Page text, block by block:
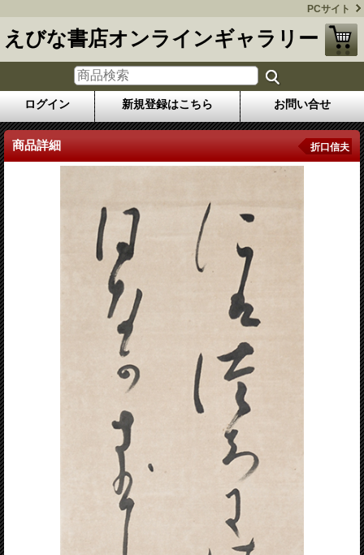
PCサイト
えびな書店オンラインギャラリー
ログイン 新規登録はこちら お問い合せ
商品詳細 折口信夫